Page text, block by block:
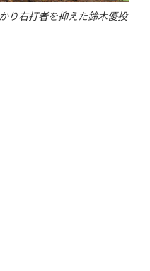
り右打者を抑えた鈴木優投